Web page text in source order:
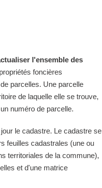
l'ensemble des
foncières
parcelles. Une parcelle
de laquelle elle se trouve,
numéro de parcelle.
le cadastre. Le cadastre se
feuilles cadastrales (une ou
territoriales de la commune),
et d'une matrice